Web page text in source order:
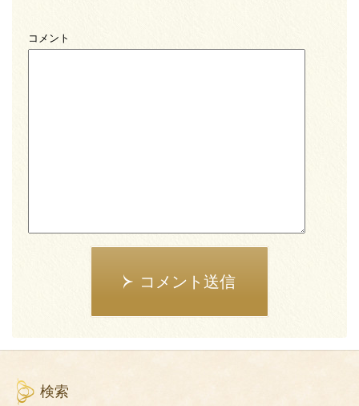
コメント
コメント送信
検索